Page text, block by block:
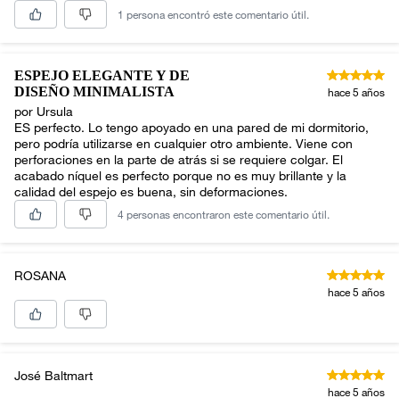
1 persona encontró este comentario útil.
ESPEJO ELEGANTE Y DE
DISEÑO MINIMALISTA
por Ursula
hace 5 años
ES perfecto. Lo tengo apoyado en una pared de mi dormitorio,
pero podría utilizarse en cualquier otro ambiente. Viene con
perforaciones en la parte de atrás si se requiere colgar. El
acabado níquel es perfecto porque no es muy brillante y la
calidad del espejo es buena, sin deformaciones.
4 personas encontraron este comentario útil.
ROSANA
hace 5 años
José Baltmart
hace 5 años